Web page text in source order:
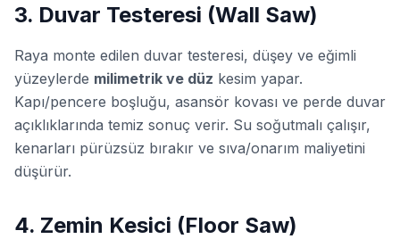
3. Duvar Testeresi (Wall Saw)
Raya monte edilen duvar testeresi, düşey ve eğimli
yüzeylerde milimetrik ve düz kesim yapar.
Kapı/pencere boşluğu, asansör kovası ve perde duvar
açıklıklarında temiz sonuç verir. Su soğutmalı çalışır,
kenarları pürüzsüz bırakır ve sıva/onarım maliyetini
düşürür.
4. Zemin Kesici (Floor Saw)